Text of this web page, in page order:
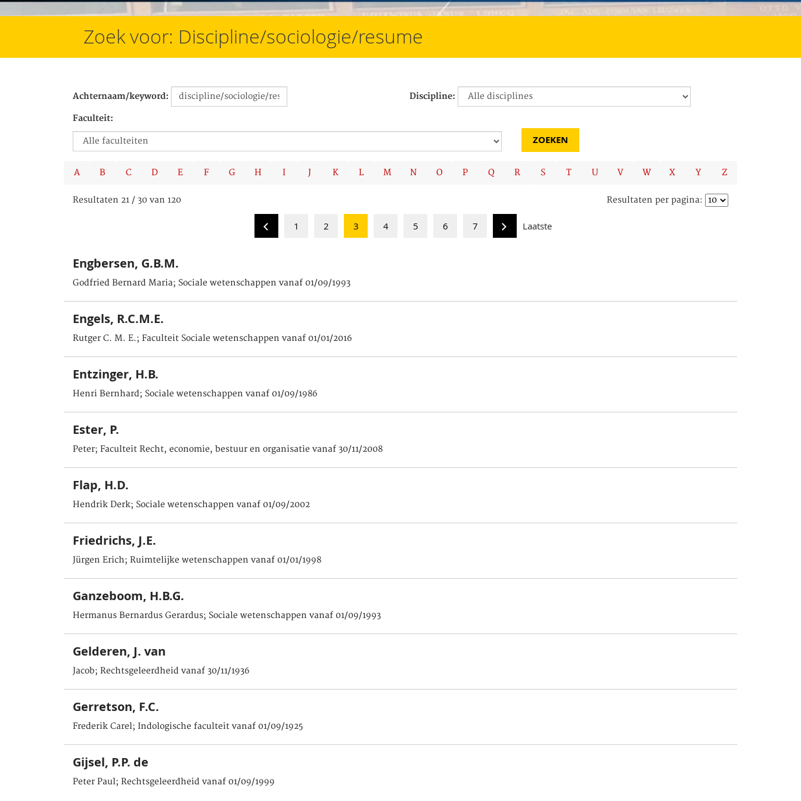
Zoek voor: Discipline/sociologie/resume
Achternaam/keyword: Discipline:
Faculteit:
A B C D E F G H I J K L M N O P Q R S T U V W X Y Z
Resultaten 21 / 30 van 120 Resultaten per pagina:
1 2 3 4 5 6 7 Laatste
Engbersen, G.B.M.
Godfried Bernard Maria; Sociale wetenschappen vanaf 01/09/1993
Engels, R.C.M.E.
Rutger C. M. E.; Faculteit Sociale wetenschappen vanaf 01/01/2016
Entzinger, H.B.
Henri Bernhard; Sociale wetenschappen vanaf 01/09/1986
Ester, P.
Peter; Faculteit Recht, economie, bestuur en organisatie vanaf 30/11/2008
Flap, H.D.
Hendrik Derk; Sociale wetenschappen vanaf 01/09/2002
Friedrichs, J.E.
Jürgen Erich; Ruimtelijke wetenschappen vanaf 01/01/1998
Ganzeboom, H.B.G.
Hermanus Bernardus Gerardus; Sociale wetenschappen vanaf 01/09/1993
Gelderen, J. van
Jacob; Rechtsgeleerdheid vanaf 30/11/1936
Gerretson, F.C.
Frederik Carel; Indologische faculteit vanaf 01/09/1925
Gijsel, P.P. de
Peter Paul; Rechtsgeleerdheid vanaf 01/09/1999